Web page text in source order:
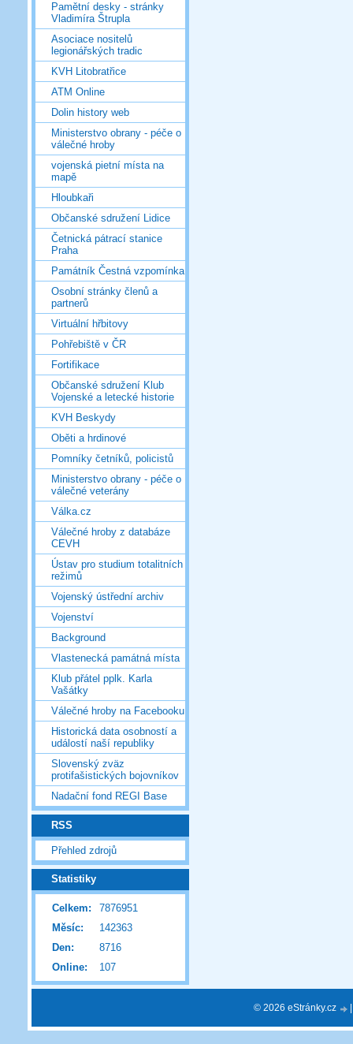
Pamětní desky - stránky
Vladimíra Štrupla
Asociace nositelů
legionářských tradic
KVH Litobratřice
ATM Online
Dolin history web
Ministerstvo obrany - péče o
válečné hroby
vojenská pietní místa na
mapě
Hloubkaři
Občanské sdružení Lidice
Četnická pátrací stanice
Praha
Památník Čestná vzpomínka
Osobní stránky členů a
partnerů
Virtuální hřbitovy
Pohřebiště v ČR
Fortifikace
Občanské sdružení Klub
Vojenské a letecké historie
KVH Beskydy
Oběti a hrdinové
Pomníky četníků, policistů
Ministerstvo obrany - péče o
válečné veterány
Válka.cz
Válečné hroby z databáze
CEVH
Ústav pro studium totalitních
režimů
Vojenský ústřední archiv
Vojenství
Background
Vlastenecká památná místa
Klub přátel pplk. Karla
Vašátky
Válečné hroby na Facebooku
Historická data osobností a
událostí naší republiky
Slovenský zväz
protifašistických bojovníkov
Nadační fond REGI Base
RSS
Přehled zdrojů
Statistiky
Online: 107
Celkem:
7876951
Měsíc:
142363
Den:
8716
© 2026 eStránky.cz